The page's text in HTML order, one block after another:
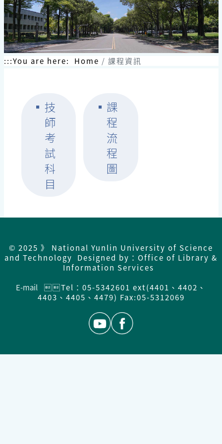
:::You are here: Home 課程資訊
▪ 技
師
考
試
科
目
▪ 課
程
流
程
圖
© 2025 》 National Yunlin University of Science
and Technology Designed by：Office of Library &
Information Services
E-mail
Tel：05-5342601 ext(4401、4402、
4403、4405、4479) Fax:05-5312069